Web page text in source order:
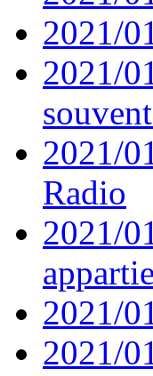
2021/
2021/
2021/
Radio
2021/
2021/
2021/